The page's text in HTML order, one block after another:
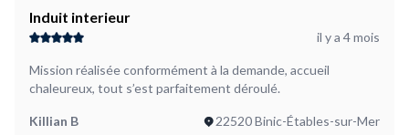
Induit interieur
il y a 4 mois
Mission réalisée conformément à la demande, accueil
chaleureux, tout s’est parfaitement déroulé.
Killian B 22520 Binic-Étables-sur-Mer